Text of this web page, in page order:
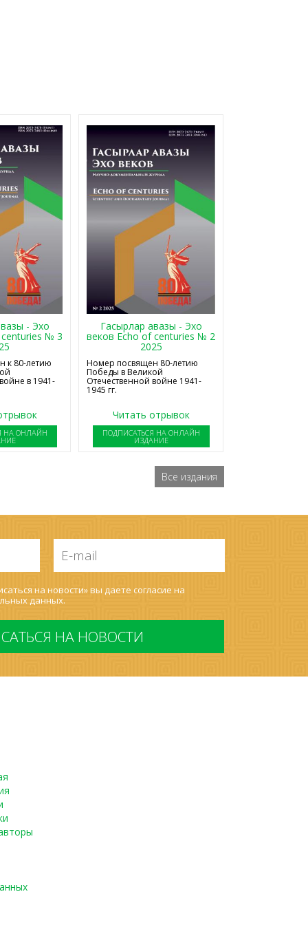
- Эхо
№ 3
к 80-летию
в 1941-
НА ОНЛАЙН
Гасырлар авазы - Эхо
веков Echo of centuries № 2
2025
Номер посвящен 80-летию
Победы в Великой
Отечественной войне 1941-
1945 гг.
Читать отрывок
ПОДПИСАТЬСЯ НА ОНЛАЙН
ИЗДАНИЕ
Все издания
mail
*
на новости» вы даете согласие на
данных.